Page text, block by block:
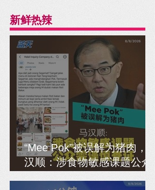
新鲜热辣
“Mee Pok”被误解为猪肉，马
汉顺：涉食物敏感课题公众